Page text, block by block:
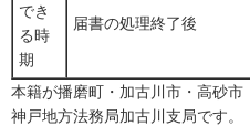
でき
る時
期
届書の処理終了後
本籍が播磨町・加古川市・高砂
神戸地方法務局加古川支局です。